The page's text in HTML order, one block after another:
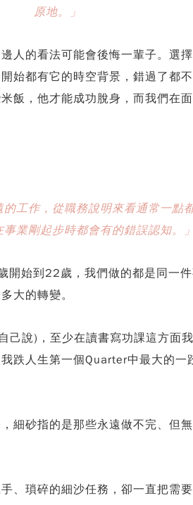
原地。」
人的看法可能會後悔一輩子。選
始都有它的時空背景，錯過了都
飯，他才能成功脫身，而我們在
的工作，從職務說明來看通常一點
業剛起步時都會有的錯誤認知。」
始到22歲，我們做的都是同一
大的轉變。
說)，至少在讀書寫功課這方面
跌人生第一個Quarter中最大的
砂指的是那些永遠做不完、但
、瑣碎的細沙任務，卻一直把需